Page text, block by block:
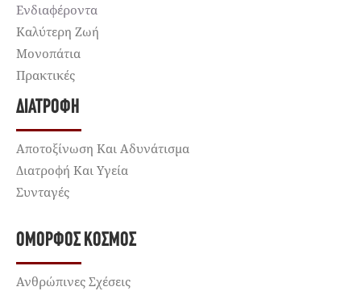
Ενδιαφέροντα
Καλύτερη Ζωή
Μονοπάτια
Πρακτικές
ΔΙΑΤΡΟΦΉ
Αποτοξίνωση Και Αδυνάτισμα
Διατροφή Και Υγεία
Συνταγές
ΌΜΟΡΦΟΣ ΚΌΣΜΟΣ
Ανθρώπινες Σχέσεις